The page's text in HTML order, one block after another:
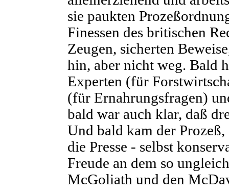
sie paukten
Finessen des britischen
Zeugen, sicherten
hin, aber nicht weg. Bald
Experten (für
(für Ernahrungsfragen)
bald war auch klar, daß
Und bald kam der
die Presse - selbst
Freude an dem so
McGoliath und den